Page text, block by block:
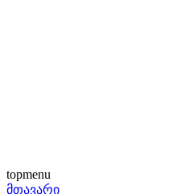
topmenu
მთავარი